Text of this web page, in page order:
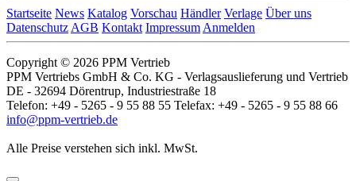
Startseite News Katalog Vorschau Händler Verlage Über uns
Datenschutz AGB Kontakt Impressum Anmelden
Copyright © 2026 PPM Vertrieb
PPM Vertriebs GmbH & Co. KG - Verlagsauslieferung und Vertrieb
DE - 32694 Dörentrup, Industriestraße 18
Telefon: +49 - 5265 - 9 55 88 55 Telefax: +49 - 5265 - 9 55 88 66
info@ppm-vertrieb.de
Alle Preise verstehen sich inkl. MwSt.